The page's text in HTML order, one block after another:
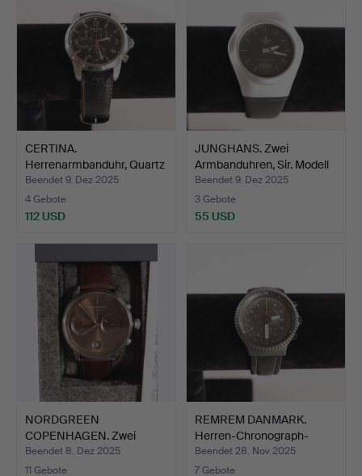
CERTINA.
Herrenarmbanduhr, Quartz
Chronogr…
Beendet 9. Dez 2025
4 Gebote
112 USD
JUNGHANS. Zwei
Armbanduhren, Sir. Modell
J…
Beendet 9. Dez 2025
3 Gebote
55 USD
NORDGREEN
COPENHAGEN. Zwei
Herrenuhren, Pi…
Beendet 8. Dez 2025
11 Gebote
REMREM DANMARK.
Herren-Chronograph-
Armband…
Beendet 28. Nov 2025
7 Gebote